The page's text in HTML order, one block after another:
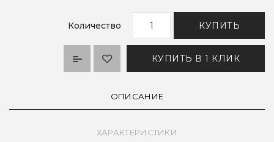
Количество КУПИТЬ
КУПИТЬ В 1 КЛИК
ОПИСАНИЕ
ХАРАКТЕРИСТИКИ